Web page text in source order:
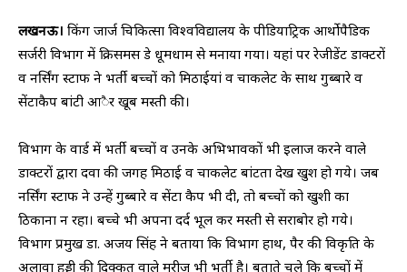
लखनऊ। किंग जार्ज चिकित्सा विश्वविद्यालय के पीडियाट्रिक आर्थोपैडिक
सर्जरी विभाग में क्रिसमस डे धूमधाम से मनाया गया। यहां पर रेजीडेंट डाक्टरों
व नर्सिंग स्टाफ ने भर्ती बच्चों को मिठाईयां व चाकलेट के साथ गुब्बारे व
सेंटाकैप बांटी आैर खूब मस्ती की।
विभाग के वार्ड में भर्ती बच्चों व उनके अभिभावकों भी इलाज करने वाले
डाक्टरों द्वारा दवा की जगह मिठाई व चाकलेट बांटता देख खुश हो गये। जब
नर्सिंग स्टाफ ने उन्हें गुब्बारे व सेंटा कैप भी दी, तो बच्चों को खुशी का
ठिकाना न रहा। बच्चे भी अपना दर्द भूल कर मस्ती से सराबोर हो गये।
विभाग प्रमुख डा. अजय सिंह ने बताया कि विभाग हाथ, पैर की विकृति के
अलावा हड्डी की दिक्कत वाले मरीज भी भर्ती है। बताते चले कि बच्चों में